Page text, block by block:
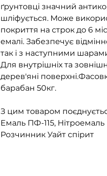
ґрунтовці значний
шліфується. Може
покриття на строк до 6
емалі. Забезпечує
так і з наступними
Для внутрішніх та
дерев'яні
барабан 50кг.
З цим товаром
Емаль ПФ-115, Нітроемаль
Розчинник Уайт спірит